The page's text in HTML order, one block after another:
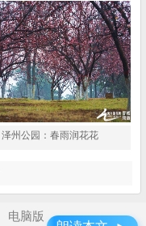
泽州公园：春雨润花花
电脑版